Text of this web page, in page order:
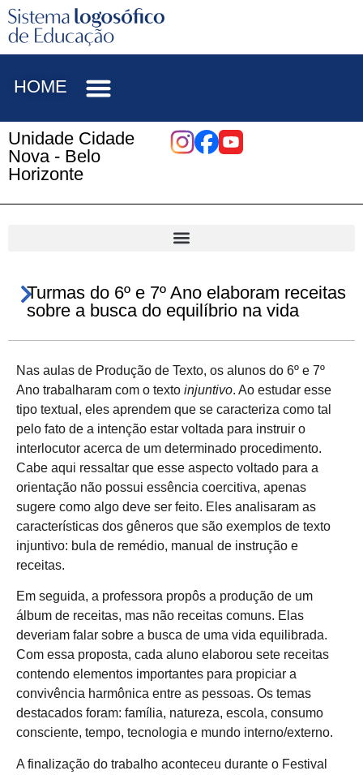
HOME
Unidade Cidade
Nova - Belo
Horizonte
Turmas do 6º e 7º Ano elaboram receitas
sobre a busca do equilíbrio na vida
Nas aulas de Produção de Texto, os alunos do 6º e 7º
Ano trabalharam com o texto injuntivo. Ao estudar esse
tipo textual, eles aprendem que se caracteriza como tal
pelo fato de a intenção estar voltada para instruir o
interlocutor acerca de um determinado procedimento.
Cabe aqui ressaltar que esse aspecto voltado para a
orientação não possui essência coercitiva, apenas
sugere como algo deve ser feito. Eles analisaram as
características dos gêneros que são exemplos de texto
injuntivo: bula de remédio, manual de instrução e
receitas.
Em seguida, a professora propôs a produção de um
álbum de receitas, mas não receitas comuns. Elas
deveriam falar sobre a busca de uma vida equilibrada.
Com essa proposta, cada aluno elaborou sete receitas
contendo elementos importantes para propiciar a
convivência harmônica entre as pessoas. Os temas
destacados foram: família, natureza, escola, consumo
consciente, tempo, tecnologia e mundo interno/externo.
A finalização do trabalho aconteceu durante o Festival